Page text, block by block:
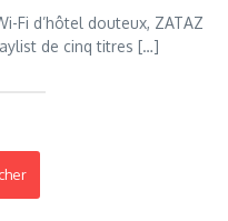
Fi d’hôtel douteux, ZATAZ
de cinq titres […]